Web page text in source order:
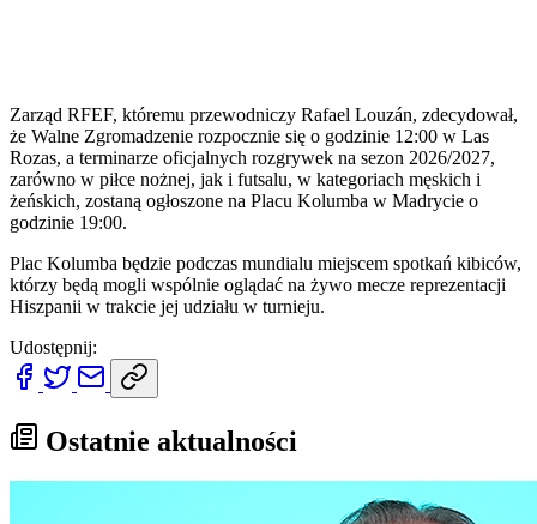
Zarząd RFEF, któremu przewodniczy Rafael Louzán, zdecydował,
że Walne Zgromadzenie rozpocznie się o godzinie 12:00 w Las
Rozas, a terminarze oficjalnych rozgrywek na sezon 2026/2027,
zarówno w piłce nożnej, jak i futsalu, w kategoriach męskich i
żeńskich, zostaną ogłoszone na Placu Kolumba w Madrycie o
godzinie 19:00.
Plac Kolumba będzie podczas mundialu miejscem spotkań kibiców,
którzy będą mogli wspólnie oglądać na żywo mecze reprezentacji
Hiszpanii w trakcie jej udziału w turnieju.
Udostępnij:
Ostatnie aktualności